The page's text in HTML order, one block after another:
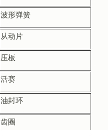
波形弹簧
从动片
压板
活赛
油封环
齿圈